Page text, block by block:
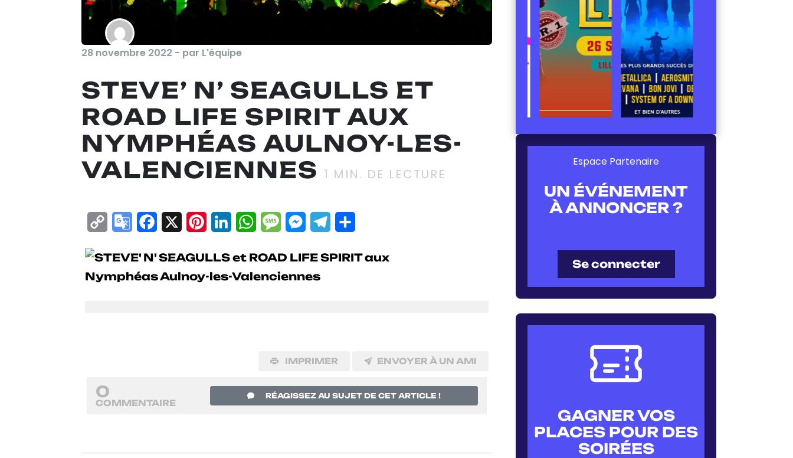
28 novembre 2022 - par L'équipe
STEVE’ N’ SEAGULLS ET
ROAD LIFE SPIRIT AUX
NYMPHÉAS AULNOY-LES-
VALENCIENNES 1 MIN. DE LECTURE
Copy GoogleFacebook
X Pinterest
LinkedInWhatsApp
MessageMessenger
Telegram
IMPRIMER ENVOYER À UN AMI
0
COMMENTAIRE
RÉAGISSEZ AU SUJET DE CET ARTICLE !
Espace Partenaire
UN ÉVÉNEMENT
À ANNONCER ?
Se connecter
GAGNER VOS
PLACES POUR DES
SOIRÉES